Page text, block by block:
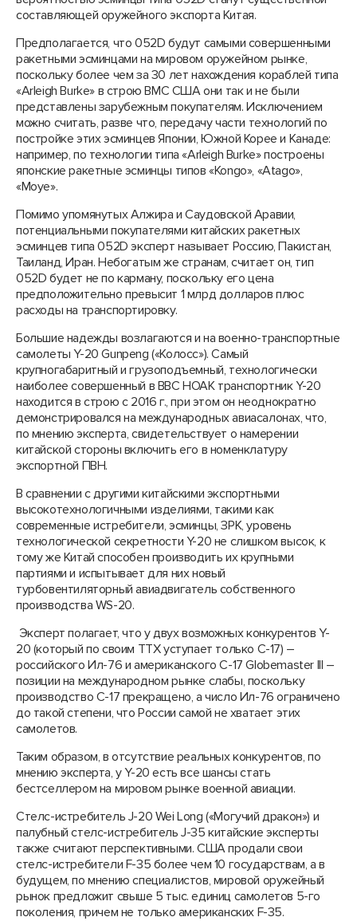
составляющей оружейного экспорта Китая.
Предполагается, что 052D будут самыми совершенными
ракетными эсминцами на мировом оружейном рынке,
поскольку более чем за 30 лет нахождения кораблей типа
«Arleigh Burke» в строю ВМС США они так и не были
представлены зарубежным покупателям. Исключением
можно считать, разве что, передачу части технологий по
постройке этих эсминцев Японии, Южной Корее и Канаде:
например, по технологии типа «Arleigh Burke» построены
японские ракетные эсминцы типов «Kongo», «Atago»,
«Moye».
Помимо упомянутых Алжира и Саудовской Аравии,
потенциальными покупателями китайских ракетных
эсминцев типа 052D эксперт называет Россию, Пакистан,
Таиланд, Иран. Небогатым же странам, считает он, тип
052D будет не по карману, поскольку его цена
предположительно превысит 1 млрд долларов плюс
расходы на транспортировку.
Большие надежды возлагаются и на военно-транспортные
самолеты Y-20 Gunpeng («Колосс»). Самый
крупногабаритный и грузоподъемный, технологически
наиболее совершенный в ВВС НОАК транспортник Y-20
находится в строю с 2016 г., при этом он неоднократно
демонстрировался на международных авиасалонах, что,
по мнению эксперта, свидетельствует о намерении
китайской стороны включить его в номенклатуру
экспортной ПВН.
В сравнении с другими китайскими экспортными
высокотехнологичными изделиями, такими как
современные истребители, эсминцы, ЗРК, уровень
технологической секретности Y-20 не слишком высок, к
тому же Китай способен производить их крупными
партиями и испытывает для них новый
турбовентиляторный авиадвигатель собственного
производства WS-20.
Эксперт полагает, что у двух возможных конкурентов Y-
20 (который по своим ТТХ уступает только С-17) –
российского Ил-76 и американского С-17 Globemaster III –
позиции на международном рынке слабы, поскольку
производство С-17 прекращено, а число Ил-76 ограничено
до такой степени, что России самой не хватает этих
самолетов.
Таким образом, в отсутствие реальных конкурентов, по
мнению эксперта, у Y-20 есть все шансы стать
бестселлером на мировом рынке военной авиации.
Стелс-истребитель J-20 Wei Long («Могучий дракон») и
палубный стелс-истребитель J-35 китайские эксперты
также считают перспективными. США продали свои
стелс-истребители F-35 более чем 10 государствам, а в
будущем, по мнению специалистов, мировой оружейный
рынок предложит свыше 5 тыс. единиц самолетов 5-го
поколения, причем не только американских F-35.